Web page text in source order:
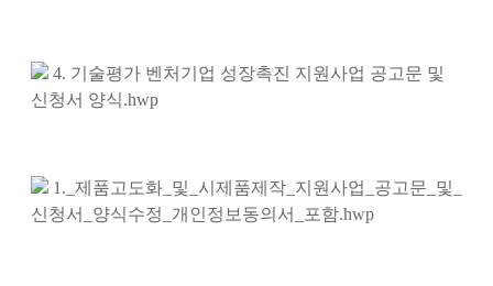
4. 기술평가 벤처기업 성장촉진 지원사업 공고문 및
신청서 양식.hwp
1._제품고도화_및_시제품제작_지원사업_공고문_및_
신청서_양식수정_개인정보동의서_포함.hwp